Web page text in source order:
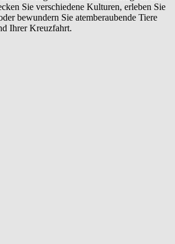
Sie verschiedene Kulturen, erleben Sie
bewundern Sie atemberaubende Tiere
Ihrer Kreuzfahrt.